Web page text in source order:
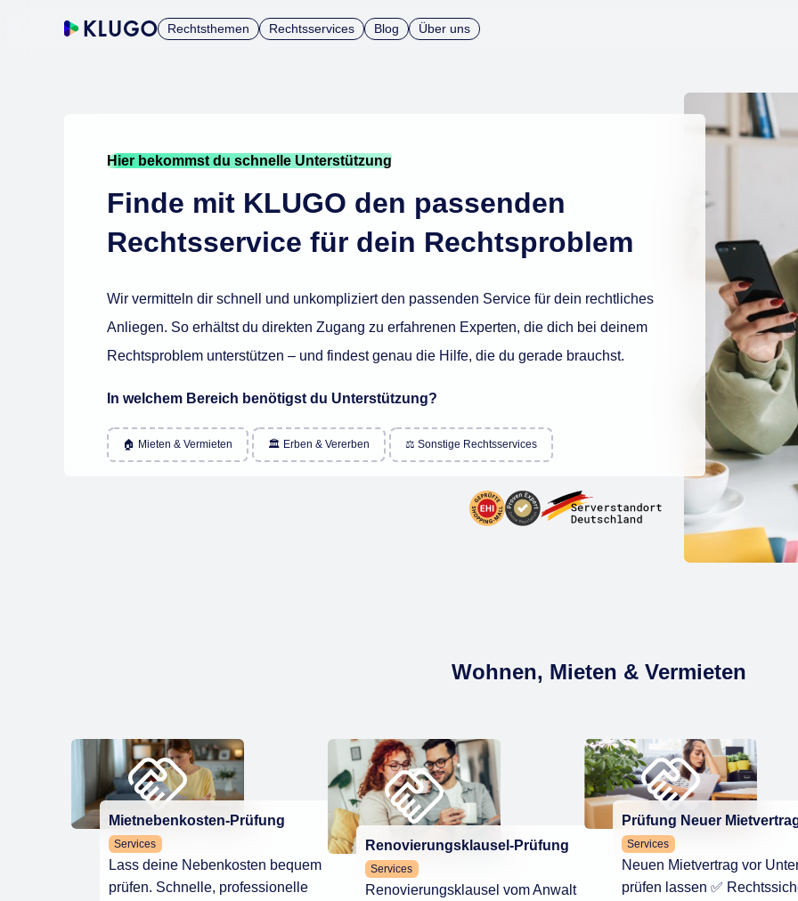
Rechtsthemen Rechtsservices Blog Über uns
Hier bekommst du schnelle Unterstützung
Finde mit KLUGO den passenden
Rechtsservice für dein Rechtsproblem
Wir vermitteln dir schnell und unkompliziert den passenden Service für dein rechtliches
Anliegen. So erhältst du direkten Zugang zu erfahrenen Experten, die dich bei deinem
Rechtsproblem unterstützen – und findest genau die Hilfe, die du gerade brauchst.
In welchem Bereich benötigst du Unterstützung?
🏠 Mieten & Vermieten 🏛️ Erben & Vererben ⚖️ Sonstige Rechtsservices
Wohnen, Mieten & Vermieten
Mietnebenkosten-Prüfung
Services
Lass deine Nebenkosten bequem
prüfen. Schnelle, professionelle
Renovierungsklausel-Prüfung
Services
Renovierungsklausel vom Anwalt
Prüfung Neuer
Services
Neuen Mietvertrag vor
prüfen lassen ✅